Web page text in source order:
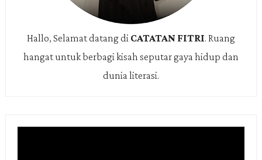
Hallo, Selamat datang di CATATAN FITRI. Ruang
hangat untuk berbagi kisah seputar gaya hidup dan
dunia literasi.